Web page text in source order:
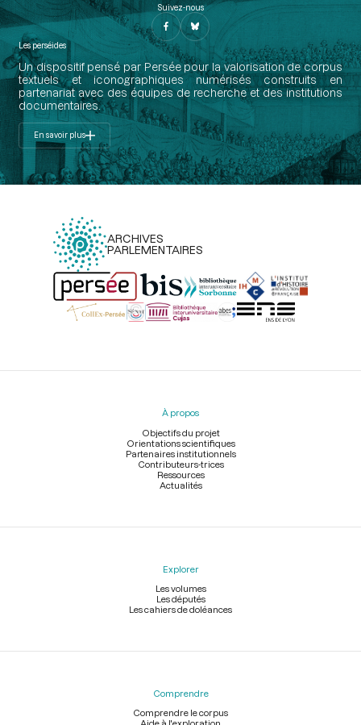
Suivez-nous
Les perséides
Un dispositif pensé par Persée pour la valorisation de corpus
textuels et iconographiques numérisés construits en
partenariat avec des équipes de recherche et des institutions
documentaires.
En savoir plus
ARCHIVES
PARLEMENTAIRES
Menu
À propos
Objectifs du projet
Orientations scientifiques
Partenaires institutionnels
Contributeurs-trices
Ressources
Actualités
Explorer
Les volumes
Les députés
Les cahiers de doléances
Comprendre
Comprendre le corpus